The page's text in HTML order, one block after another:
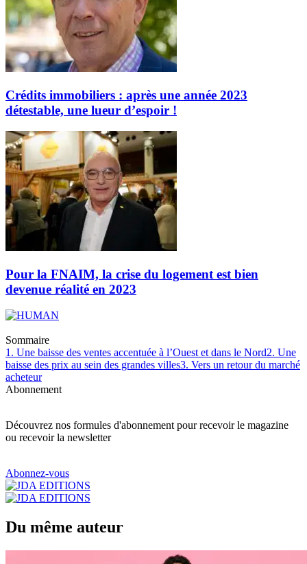
Crédits immobiliers : après une année 2023
détestable, une lueur d’espoir !
Pour la FNAIM, la crise du logement est bien
devenue réalité en 2023
Sommaire
1. Une baisse des ventes accentuée à l’Ouest et dans le Nord2. Une
baisse des prix au sein des grandes villes3. Vers un retour du marché
acheteur
Abonnement
Découvrez nos formules d'abonnement pour recevoir le magazine
ou recevoir la newsletter
Abonnez-vous
Du même auteur